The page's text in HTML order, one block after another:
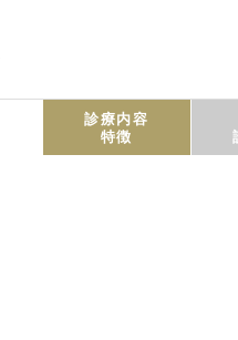
診療内容
特徴